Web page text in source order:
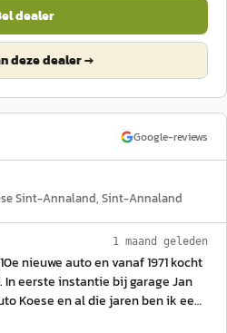
dealer
deze dealer →
Google-reviews
Sint-Annaland, Sint-Annaland
1 maand geleden
nieuwe auto en vanaf 1971 kocht
eerste instantie bij garage Jan
Koese en al die jaren ben ik een
ik mijn aan kopen via Jan Visser,